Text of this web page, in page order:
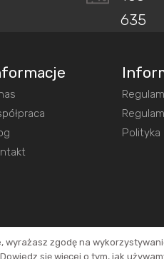
635
zgodę na
się więcej o tym, jak